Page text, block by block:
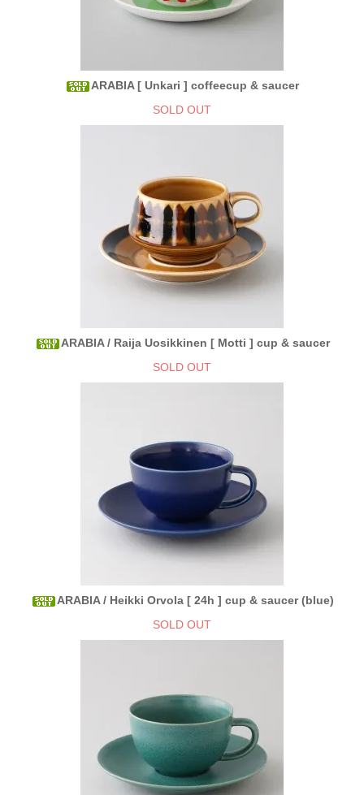
ARABIA [ Unkari ] coffeecup & saucer
SOLD OUT
ARABIA / Raija Uosikkinen [ Motti ] cup & saucer
SOLD OUT
ARABIA / Heikki Orvola [ 24h ] cup & saucer (blue)
SOLD OUT